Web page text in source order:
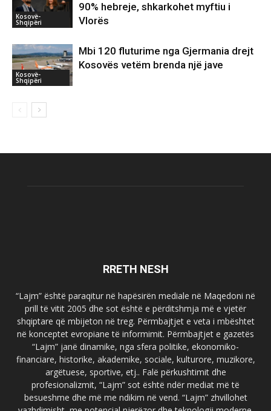
Kosovë-
Shqipëri
90% hebreje, shkarkohet myftiu i
Vlorës
Kosovë-
Shqipëri
Mbi 120 fluturime nga Gjermania drejt
Kosovës vetëm brenda një jave
RRETH NESH
“Lajm” është paraqitur në hapësirën mediale në Maqedoni në
prill të vitit 2005 dhe sot është e përditshmja më e vjetër
shqiptare që mbijeton në treg. Përmbajtjet e veta i mbështet
në konceptet evropiane të informimit. Përmbajtjet e gazetës
“Lajm” janë dinamike, nga sfera politike, ekonomiko-
financiare, historike, akademike, sociale, kulturore, muzikore,
argëtuese, sportive, etj.. Falë përkushtimit dhe
profesionalizmit, “Lajm” sot është ndër mediat më të
besueshme dhe më me ndikim në vend. “Lajm” zhvillohet